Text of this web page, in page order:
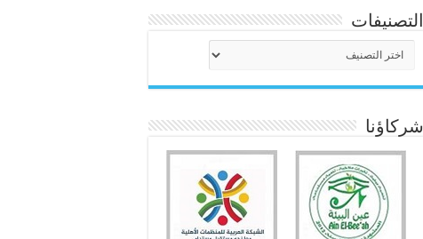
التصنيفات
شركاؤنا